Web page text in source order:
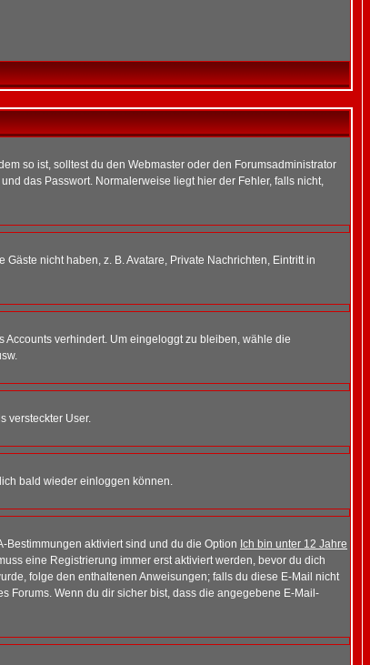
so ist, solltest du den Webmaster oder den Forumsadministrator
das Passwort. Normalerweise liegt hier der Fehler, falls nicht,
nicht haben, z. B. Avatare, Private Nachrichten, Eintritt in
verhindert. Um eingeloggt zu bleiben, wähle die
versteckter User.
bald wieder einloggen können.
Bestimmungen aktiviert sind und du die Option Ich bin unter 12 Jahre
eine Registrierung immer erst aktiviert werden, bevor du dich
folge den enthaltenen Anweisungen; falls du diese E-Mail nicht
Forums. Wenn du dir sicher bist, dass die angegebene E-Mail-